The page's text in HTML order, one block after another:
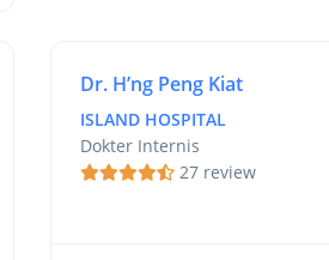
Dr. H’ng Peng Kiat
ISLAND HOSPITAL
Dokter Internis
27 review